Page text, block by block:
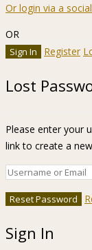
Or login via a
OR
Register
Lost
Please enter your
link to create a
Sign In